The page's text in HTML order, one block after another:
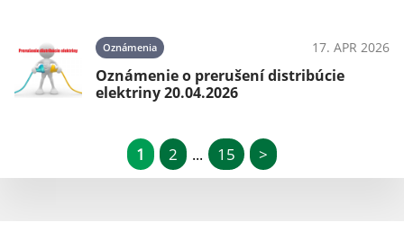
Oznámenia 17. APR 2026
Oznámenie o prerušení distribúcie
elektriny 20.04.2026
1 2 ... 15 >